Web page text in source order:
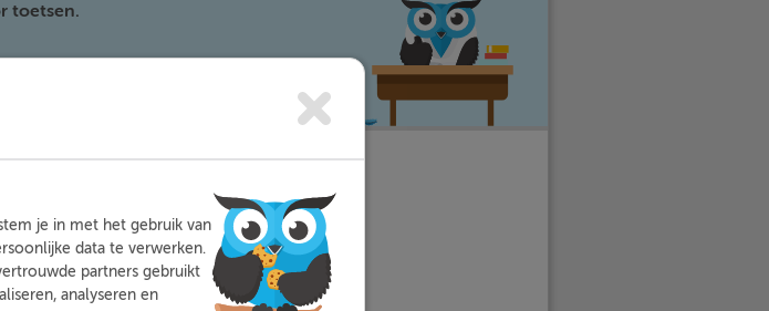
toetsen.
je in met het gebruik van
data te verwerken.
partners gebruikt
analyseren en